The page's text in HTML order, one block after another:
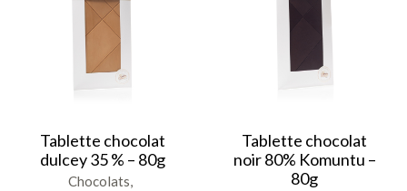
Tablette chocolat
dulcey 35 % – 80g
Chocolats
Tablette chocolat
noir 80% Komuntu –
80g